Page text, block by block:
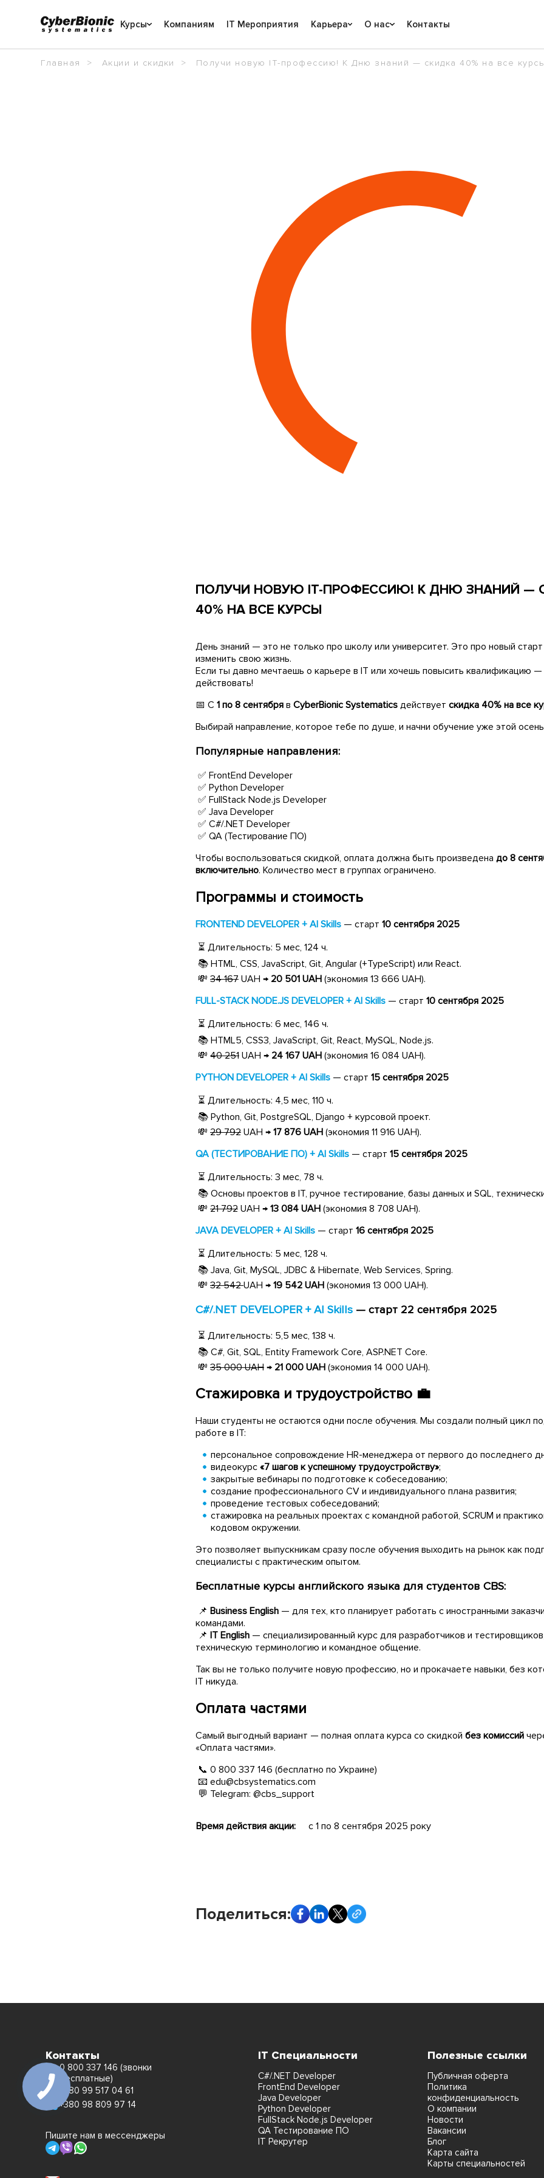
Курсы Компаниям IT Мероприятия Карьера О нас Контакты
Главная Акции и скидки Получи новую IT-профессию! К Дню знаний — скидка 40% на все
ПОЛУЧИ НОВУЮ IT-ПРОФЕССИЮ! К ДНЮ ЗНАНИЙ —
40% НА ВСЕ КУРСЫ
День знаний — это не только про школу или университет. Это про новый
изменить свою жизнь.
Если ты давно мечтаешь о карьере в IT или хочешь повысить квалификацию
действовать!
📅 С 1 по 8 сентября в CyberBionic Systematics действует скидка 40% на все
Выбирай направление, которое тебе по душе, и начни обучение уже этой
Популярные направления:
✅ FrontEnd Developer
✅ Python Developer
✅ FullStack Node.js Developer
✅ Java Developer
✅ C#/.NET Developer
✅ QA (Тестирование ПО)
Чтобы воспользоваться скидкой, оплата должна быть произведена до 8
включительно. Количество мест в группах ограничено.
Программы и стоимость
FRONTEND DEVELOPER + AI Skills — старт 10 сентября 2025
⏳ Длительность: 5 мес, 124 ч.
📚 HTML, CSS, JavaScript, Git, Angular (+TypeScript) или React.
💸 34 167 UAH → 20 501 UAH (экономия 13 666 UAH).
FULL-STACK NODE.JS DEVELOPER + AI Skills — старт 10 сентября 2025
⏳ Длительность: 6 мес, 146 ч.
📚 HTML5, CSS3, JavaScript, Git, React, MySQL, Node.js.
💸 40 251 UAH → 24 167 UAH (экономия 16 084 UAH).
PYTHON DEVELOPER + AI Skills — старт 15 сентября 2025
⏳ Длительность: 4,5 мес, 110 ч.
📚 Python, Git, PostgreSQL, Django + курсовой проект.
💸 29 792 UAH → 17 876 UAH (экономия 11 916 UAH).
QA (ТЕСТИРОВАНИЕ ПО) + AI Skills — старт 15 сентября 2025
⏳ Длительность: 3 мес, 78 ч.
📚 Основы проектов в IT, ручное тестирование, базы данных и SQL,
💸 21 792 UAH → 13 084 UAH (экономия 8 708 UAH).
JAVA DEVELOPER + AI Skills — старт 16 сентября 2025
⏳ Длительность: 5 мес, 128 ч.
📚 Java, Git, MySQL, JDBC & Hibernate, Web Services, Spring.
💸 32 542UAH → 19 542 UAH (экономия 13 000 UAH).
C#/.NET DEVELOPER + AI Skills — старт 22 сентября 2025
⏳ Длительность: 5,5 мес, 138 ч.
📚 C#, Git, SQL, Entity Framework Core, ASP.NET Core.
💸 35 000 UAH → 21 000 UAH (экономия 14 000 UAH).
Стажировка и трудоустройство 💼
Наши студенты не остаются одни после обучения. Мы создали полный цикл
работе в IT:
персональное сопровождение HR-менеджера от первого до последнего
видеокурс «7 шагов к успешному трудоустройству»;
закрытые вебинары по подготовке к собеседованию;
создание профессионального CV и индивидуального плана развития;
проведение тестовых собеседований;
стажировка на реальных проектах с командной работой, SCRUM и
кодовом окружении.
Это позволяет выпускникам сразу после обучения выходить на рынок как
специалисты с практическим опытом.
Бесплатные курсы английского языка для студентов CBS:
📌 Business English — для тех, кто планирует работать с иностранными
командами.
📌 IT English — специализированный курс для разработчиков и
техническую терминологию и командное общение.
Так вы не только получите новую профессию, но и прокачаете навыки, без
IT никуда.
Оплата частями
Самый выгодный вариант — полная оплата курса со скидкой без комиссий
«Оплата частями».
📞 0 800 337 146 (бесплатно по Украине)
📧 edu@cbsystematics.com
💬 Telegram: @cbs_support
Время действия акции: с 1 по 8 сентября 2025 року
Поделиться:
Контакты
0 800 337 146 (звонки
бесплатные)
+380 99 517 04 61
+380 98 809 97 14
Пишите нам в мессенджеры
IT Специальности
C#/.NET Developer
FrontEnd Developer
Java Developer
Python Developer
FullStack Node.js Developer
QA Тестирование ПО
IT Рекрутер
Полезные ссылки
Публичная оферта
Политика
конфиденциальность
О компании
Новости
Вакансии
Блог
Карта сайта
Карты специальностей